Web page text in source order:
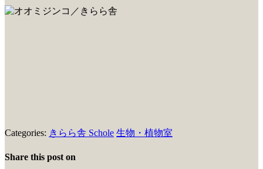
Categories: きらら舎 Schole 生物・植物室
Share this post on